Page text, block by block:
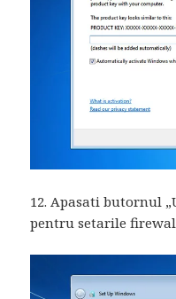
12. Apasati butornul
pentru setarile